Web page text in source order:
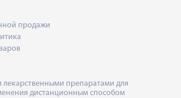
продажи
лекарственными препаратами для
дистанционным способом